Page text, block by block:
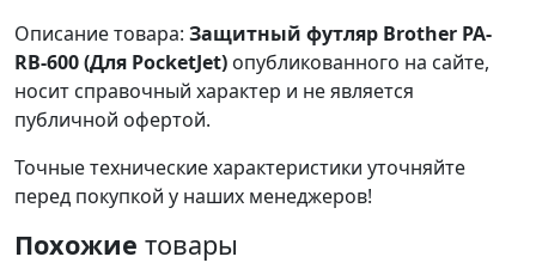
Описание товара: Защитный футляр Brother PA-
RB-600 (Для PocketJet) опубликованного на сайте,
носит справочный характер и не является
публичной офертой.
Точные технические характеристики уточняйте
перед покупкой у наших менеджеров!
Похожие товары